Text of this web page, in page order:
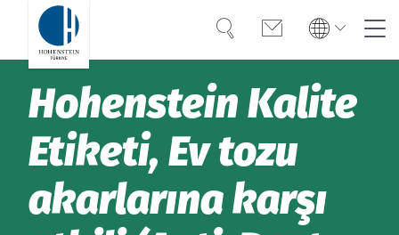
Global
English Deutsch
Türkiye
Türkçe
Aramaİletişim
English Deutsch
Türkiye
Türkçe
Uzmanlık
Güven
OEKO-TEX®
Hohenstein Kalite
Etiketi, Ev tozu
akarlarına karşı